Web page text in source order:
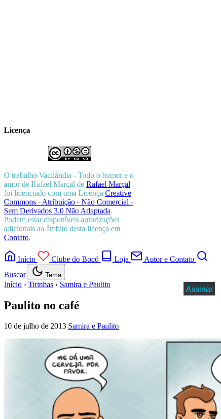
Licença
O trabalho Vacilândia - Todo o humor e o
amor de Rafael Marçal de Rafael Marçal
foi licenciado com uma Licença Creative
Commons - Atribuição - Não Comercial -
Sem Derivados 3.0 Não Adaptada.
Podem estar disponíveis autorizações
adicionais ao âmbito desta licença em
Contato.
Início Clube do Bocó Loja
Autor e Contato
Buscar
Tema
Início › Tirinhas › Samira e Paulito
Paulito no café
10 de julho de 2013 Samira e Paulito
Assinar